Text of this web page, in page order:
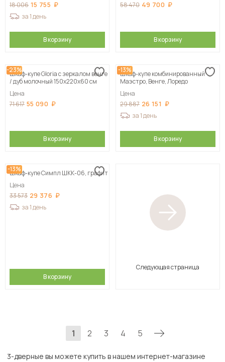
18 006 15 755
за 1 день
В корзину
58 470 49 700
В корзину
-23%
Шкаф-купе Gloria с зеркалом венге
/ дуб молочный 150х220х60 см
Цена
71 617 55 090
В корзину
-13%
Шкаф-купе комбинированный
Маэстро, Венге, Лоредо
Цена
29 887 26 151
за 1 день
В корзину
-13%
Шкаф-купе Симпл ШКК-06, графит
Цена
33 573 29 376
за 1 день
В корзину
Следующая страница
1 2 3 4 5
3-дверные вы можете купить в нашем интернет-магазине